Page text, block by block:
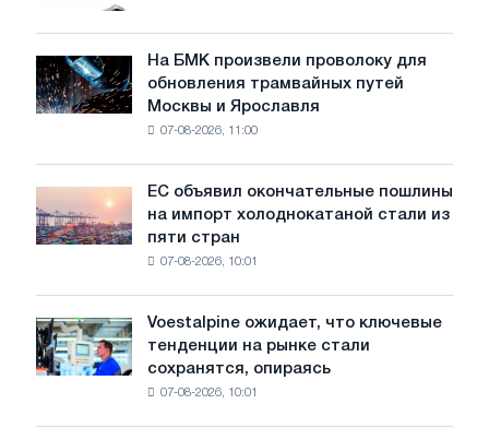
грузовиков
в
июле
На
БМК
произвели
трамвайных
путей
Москвы
Ярославля
На БМК произвели проволоку для
обновления трамвайных путей
Москвы и Ярославля
07-08-2026, 11:00
объявил
окончательные
холоднокатаной
стали
из
стран
ЕС объявил окончательные пошлины
на импорт холоднокатаной стали из
пяти стран
07-08-2026, 10:01
Voestalpine
ожидает,
что
Voestalpine ожидает, что ключевые
тенденции на рынке стали
сохранятся, опираясь
07-08-2026, 10:01